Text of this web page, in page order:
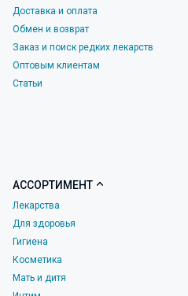
Доставка и оплата
Обмен и возврат
Заказ и поиск редких лекарств
Оптовым клиентам
Статьи
АССОРТИМЕНТ
Лекарства
Для здоровья
Гигиена
Косметика
Мать и дитя